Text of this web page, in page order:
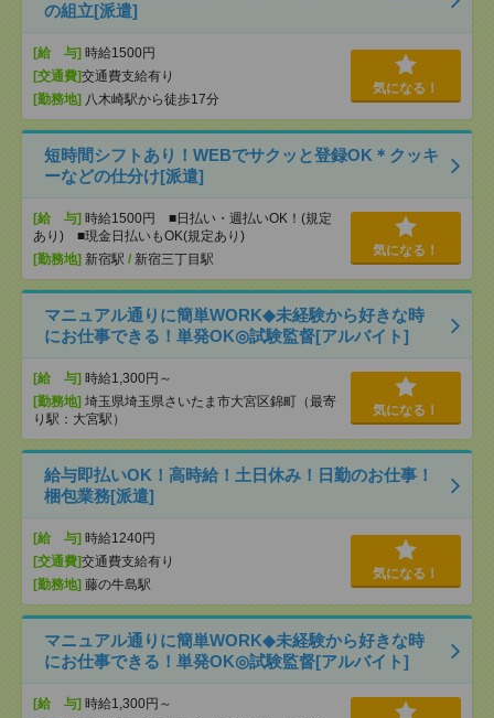
の組立[派遣]
[給 与] 時給1500円
[交通費]交通費支給有り
[勤務地] 八木崎駅から徒歩17分
気になる！
短時間シフトあり！WEBでサクッと登録OK＊クッキ
ーなどの仕分け[派遣]
[給 与] 時給1500円 ■日払い・週払いOK！(規定
あり) ■現金日払いもOK(規定あり)
[勤務地] 新宿駅 / 新宿三丁目駅
気になる！
マニュアル通りに簡単WORK◆未経験から好きな時
にお仕事できる！単発OK◎試験監督[アルバイト]
[給 与] 時給1,300円～
[勤務地] 埼玉県埼玉県さいたま市大宮区錦町（最寄
り駅：大宮駅）
気になる！
給与即払いOK！高時給！土日休み！日勤のお仕事！
梱包業務[派遣]
[給 与] 時給1240円
[交通費]交通費支給有り
[勤務地] 藤の牛島駅
気になる！
マニュアル通りに簡単WORK◆未経験から好きな時
にお仕事できる！単発OK◎試験監督[アルバイト]
[給 与] 時給1,300円～